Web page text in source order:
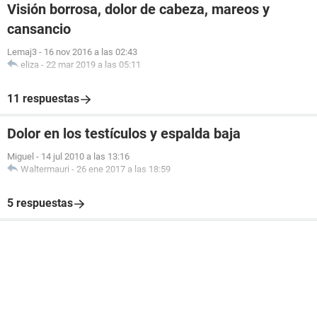
Visión borrosa, dolor de cabeza, mareos y
cansancio
Lemaj3 - 16 nov 2016 a las 02:43
eliza - 22 mar 2019 a las 05:11
11 respuestas
Dolor en los testículos y espalda baja
Miguel - 14 jul 2010 a las 13:16
Waltermauri - 26 ene 2017 a las 18:59
5 respuestas